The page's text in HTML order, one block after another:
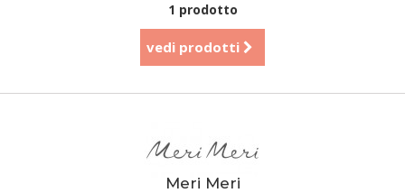
1 prodotto
vedi prodotti
Meri Meri